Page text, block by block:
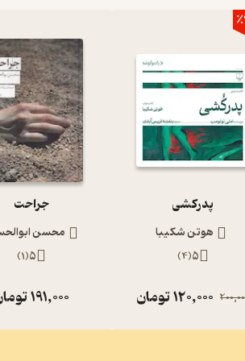
پدرکشی
هوتن شکیبا
5
(
4
)
120,000تومان
جراحت
محسن
5
(
1
)
191,000